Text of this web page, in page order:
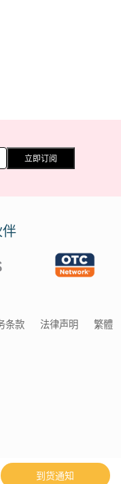
到货通知
立即订阅
条款 法律声明
繁體